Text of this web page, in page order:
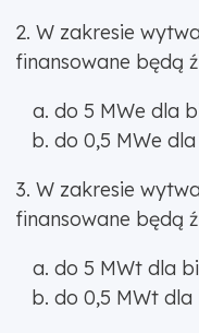
2. W zakresie
finansowane będą
do 5 MWe dla
do 0,5 MWe
3. W zakresie
finansowane będą
do 5 MWt dla
do 0,5 MWt dla